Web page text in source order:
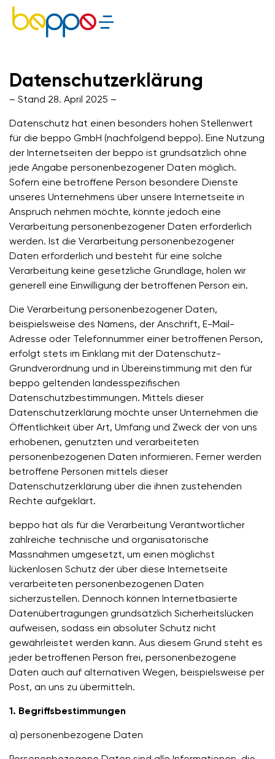
Datenschutzerklärung
– Stand 28. April 2025 –
Datenschutz hat einen besonders hohen Stellenwert
für die beppo GmbH (nachfolgend beppo). Eine Nutzung
der Internetseiten der beppo ist grundsätzlich ohne
jede Angabe personenbezogener Daten möglich.
Sofern eine betroffene Person besondere Dienste
unseres Unternehmens über unsere Internetseite in
Anspruch nehmen möchte, könnte jedoch eine
Verarbeitung personenbezogener Daten erforderlich
werden. Ist die Verarbeitung personenbezogener
Daten erforderlich und besteht für eine solche
Verarbeitung keine gesetzliche Grundlage, holen wir
generell eine Einwilligung der betroffenen Person ein.
Die Verarbeitung personenbezogener Daten,
beispielsweise des Namens, der Anschrift, E-Mail-
Adresse oder Telefonnummer einer betroffenen Person,
erfolgt stets im Einklang mit der Datenschutz-
Grundverordnung und in Übereinstimmung mit den für
beppo geltenden landesspezifischen
Datenschutzbestimmungen. Mittels dieser
Datenschutzerklärung möchte unser Unternehmen die
Öffentlichkeit über Art, Umfang und Zweck der von uns
erhobenen, genutzten und verarbeiteten
personenbezogenen Daten informieren. Ferner werden
betroffene Personen mittels dieser
Datenschutzerklärung über die ihnen zustehenden
Rechte aufgeklärt.
beppo hat als für die Verarbeitung Verantwortlicher
zahlreiche technische und organisatorische
Massnahmen umgesetzt, um einen möglichst
lückenlosen Schutz der über diese Internetseite
verarbeiteten personenbezogenen Daten
sicherzustellen. Dennoch können Internetbasierte
Datenübertragungen grundsätzlich Sicherheitslücken
aufweisen, sodass ein absoluter Schutz nicht
gewährleistet werden kann. Aus diesem Grund steht es
jeder betroffenen Person frei, personenbezogene
Daten auch auf alternativen Wegen, beispielsweise per
Post, an uns zu übermitteln.
1. Begriffsbestimmungen
a) personenbezogene Daten